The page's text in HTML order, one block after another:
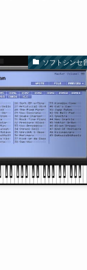
ソフトシンセ